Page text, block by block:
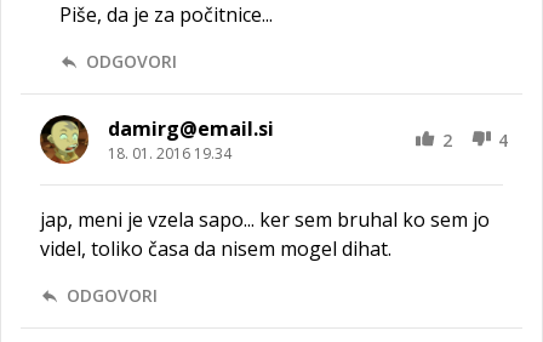
Piše, da je za počitnice...
ODGOVORI
damirg@email.si
18. 01. 2016 19.34
2 4
jap, meni je vzela sapo... ker sem bruhal ko sem jo
videl, toliko časa da nisem mogel dihat.
ODGOVORI